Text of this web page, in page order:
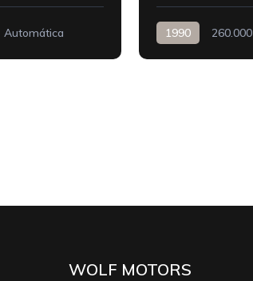
Automática 1990 260.000
WOLF MOTORS